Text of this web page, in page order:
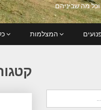
מה שביניהם
המצלמות